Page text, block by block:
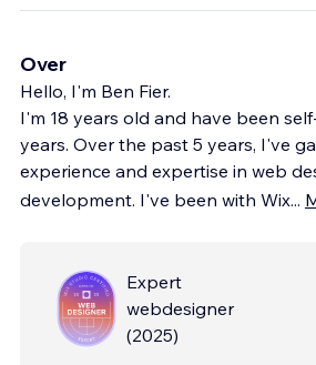
Over
Hello, I'm Ben Fier.
I'm 18 years old and have been
years. Over the past 5 years, I've
experience and expertise in web
development. I've been with Wix...
Expert
webdesigner
(2025)